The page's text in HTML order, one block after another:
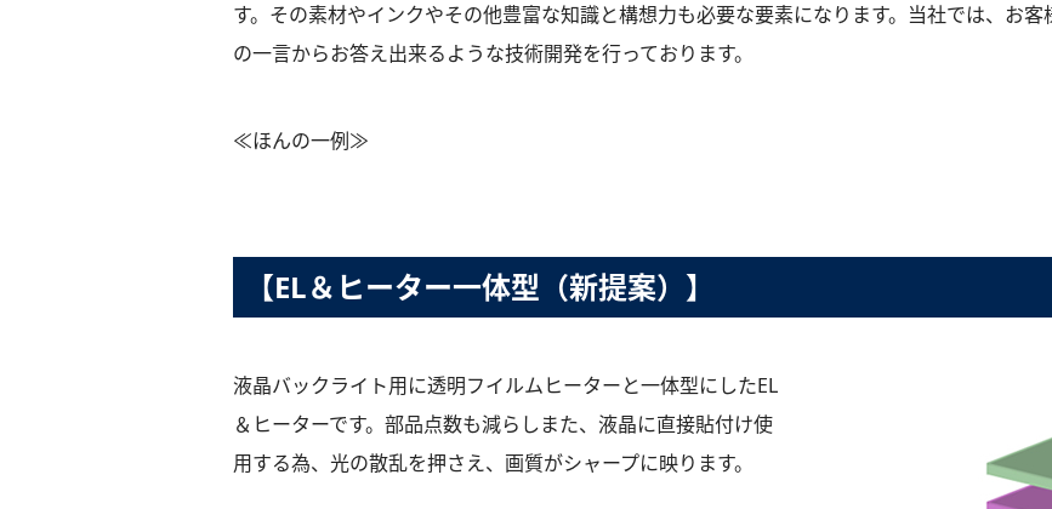
す。その素材やインクやその他豊富な知識と構想力も必要な要素になります。当社では、お客
の一言からお答え出来るような技術開発を行っております。
≪ほんの一例≫
【EL＆ヒーター一体型（新提案）】
液晶バックライト用に透明フイルムヒーターと一体型にしたEL
＆ヒーターです。部品点数も減らしまた、液晶に直接貼付け使
用する為、光の散乱を押さえ、画質がシャープに映ります。